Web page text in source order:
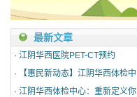
最新文章
· 江阴华西医院PET-CT预约
·
【惠民新动态】江阴华西体检中
· 江阴华西体检中心：重新定义你